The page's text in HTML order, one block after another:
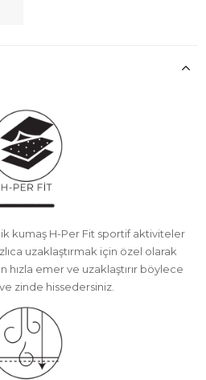
kumaş H-Per Fit sportif aktiviteler
uzaklaştırmak için özel olarak
hızla emer ve uzaklaştırır böylece
zinde hissedersiniz.